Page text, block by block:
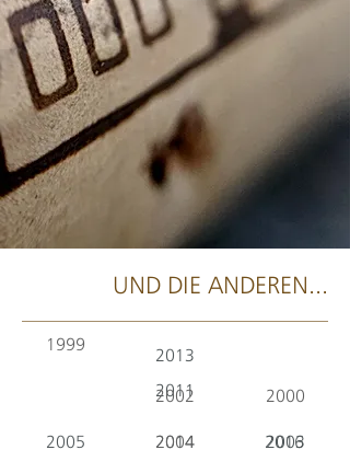
UND DIE ANDEREN...
1999
2011 2000
2013
2002
2014 2003
2004 2016
2005